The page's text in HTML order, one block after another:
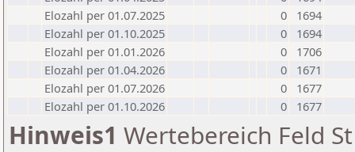
Elozahl per 01.07.2025
0
1694
Elozahl per 01.10.2025
0
1694
Elozahl per 01.01.2026
0
1706
Elozahl per 01.04.2026
0
1671
Elozahl per 01.07.2026
0
1677
Elozahl per 01.10.2026
0 1677
Hinweis1 Wertebereich Feld